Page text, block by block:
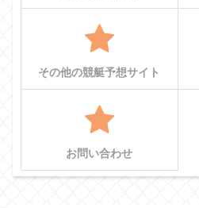
その他の競艇予想サイト
お問い合わせ